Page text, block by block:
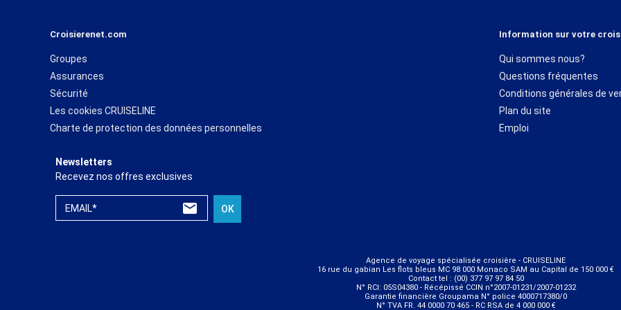
Croisierenet.com
Groupes
Assurances
Sécurité
Les cookies CRUISELINE
Charte de protection des données personnelles
Information sur votre
Qui sommes nous?
Questions fréquentes
Conditions générales de
Plan du site
Emploi
Newsletters
Recevez nos offres exclusives
EMAIL* OK
Agence de voyage spécialisée croisière - CRUISELINE
16 rue du gabian Les flots bleus MC 98 000 Monaco SAM au Capital de 150 000 €
Contact tel : (00) 377 97 97 84 50
N° RCI: 05S04380 - Récépissé CCIN n°2007-01231/2007-01232
Garantie financière Groupama N° police 4000717380/0
N° TVA FR. 44 0000 70 465 - RC RSA de 4 000 000 €